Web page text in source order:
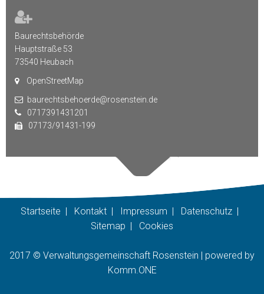
Baurechtsbehörde
Hauptstraße 53
73540 Heubach
OpenStreetMap
baurechtsbehoerde@rosenstein.de
0717391431201
07173/91431-199
Startseite | Kontakt | Impressum | Datenschutz |
Sitemap | Cookies
2017 © Verwaltungsgemeinschaft Rosenstein | powered by
Komm.ONE